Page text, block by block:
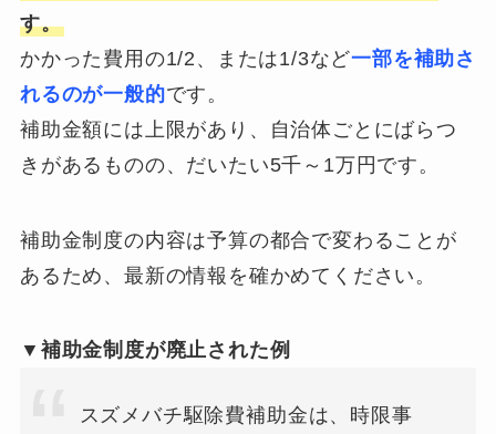
す。
かかった費用の1/2、または1/3など一部を補助さ
れるのが一般的です。
補助金額には上限があり、自治体ごとにばらつ
きがあるものの、だいたい5千～1万円です。
補助金制度の内容は予算の都合で変わることが
あるため、最新の情報を確かめてください。
▼補助金制度が廃止された例
スズメバチ駆除費補助金は、時限事